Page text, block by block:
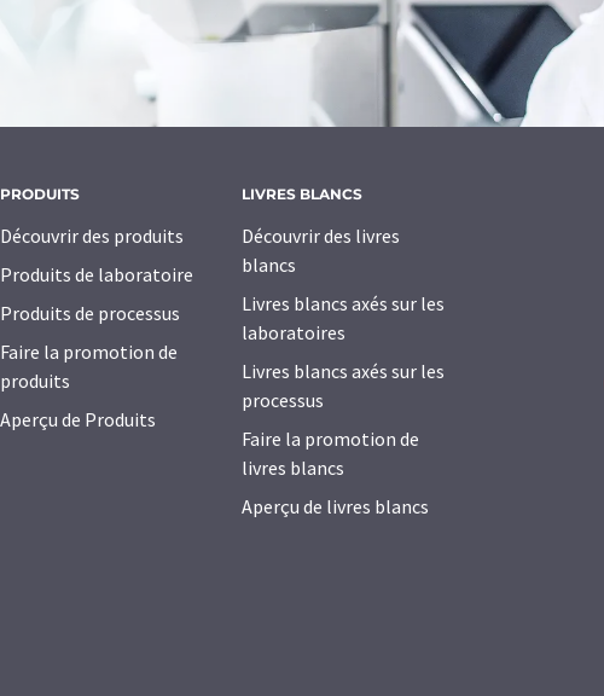
PRODUITS
Découvrir des produits
Produits de laboratoire
Produits de processus
Faire la promotion de
produits
Aperçu de Produits
LIVRES BLANCS
Découvrir des livres
blancs
Livres blancs axés sur les
laboratoires
Livres blancs axés sur les
processus
Faire la promotion de
livres blancs
Aperçu de livres blancs